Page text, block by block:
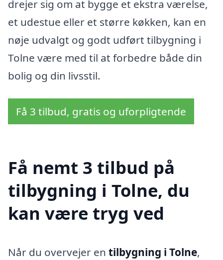
drejer sig om at bygge et ekstra værelse,
et udestue eller et større køkken, kan en
nøje udvalgt og godt udført tilbygning i
Tolne være med til at forbedre både din
bolig og din livsstil.
Få 3 tilbud, gratis og uforpligtende
Få nemt 3 tilbud på
tilbygning i Tolne, du
kan være tryg ved
Når du overvejer en tilbygning i Tolne,